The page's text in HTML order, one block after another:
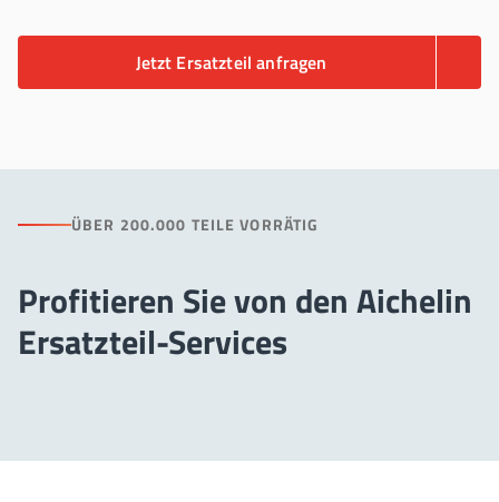
Jetzt Ersatzteil anfragen
ÜBER 200.000 TEILE VORRÄTIG
Profitieren Sie von den Aichelin
Ersatzteil-Services